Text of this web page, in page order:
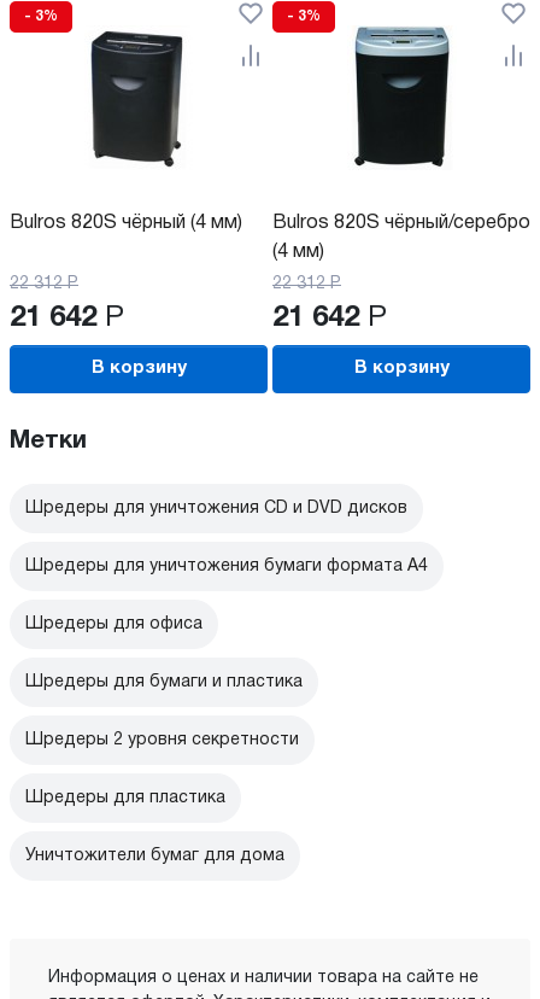
- 3%
Bulros 820S чёрный (4 мм)
22 312 Р
21 642 Р
В корзину
- 3%
Bulros 820S чёрный/серебро
(4 мм)
22 312 Р
21 642 Р
В корзину
Метки
Шредеры для уничтожения CD и DVD дисков
Шредеры для уничтожения бумаги формата А4
Шредеры для офиса
Шредеры для бумаги и пластика
Шредеры 2 уровня секретности
Шредеры для пластика
Уничтожители бумаг для дома
Информация о ценах и наличии товара на сайте не